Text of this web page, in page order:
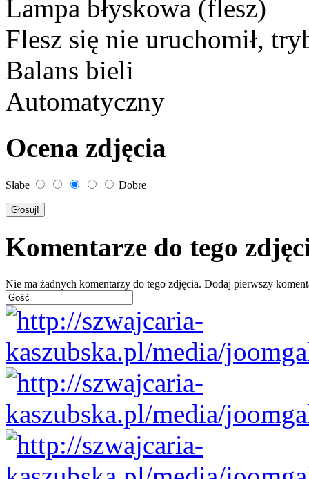
Lampa błyskowa (flesz)
Flesz się nie uruchomił,
Balans bieli
Automatyczny
Ocena zdjęcia
Słabe Dobre
Komentarze do tego
Nie ma żadnych komentarzy do tego zdjęcia. Dodaj pierwszy